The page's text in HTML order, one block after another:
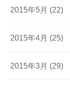
2015年5月 (22)
2015年4月 (25)
2015年3月 (29)